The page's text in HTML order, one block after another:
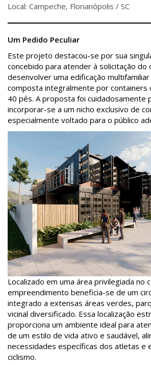
Local: Campeche, Florianópolis / SC
Um Pedido Peculiar
Este projeto destacou-se por sua
concebido para atender à solicitação do
desenvolver uma edificação
composta integralmente por
40 pés. A proposta foi cuidadosamente
incorporar-se a um nicho exclusivo de
especialmente voltado para o público
Localizado em uma área privilegiada no
empreendimento beneficia-se de um
integrado a extensas áreas verdes,
vicinal diversificado. Essa localização
proporciona um ambiente ideal para
de um estilo de vida ativo e saudável,
necessidades específicas dos atletas e
ciclismo.